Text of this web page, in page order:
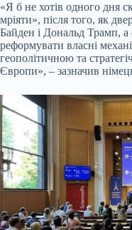
«Я б не хотів одного дня
мріяти», після того, як
Байден і Дональд Трамп,
реформувати власні
геополітичною та
Європи», – зазначив